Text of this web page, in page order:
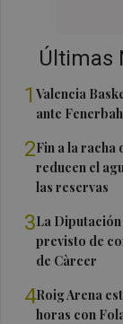
Últimas
1Valencia
ante
2Fin a la racha
reducen el
las reservas
3La Diputación
previsto de
de Càrcer
4Roig Arena
horas con